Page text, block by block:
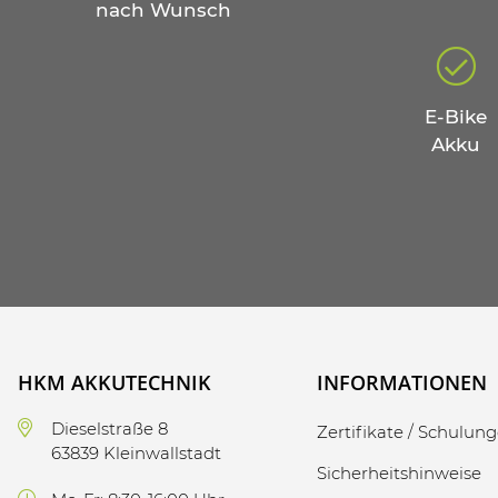
nach Wunsch
E-Bike
Akku
HKM AKKUTECHNIK
Dieselstraße 8
63839 Kleinwallstadt
INFORMATIONEN
Zertifikate /
Sicherheitshinweise